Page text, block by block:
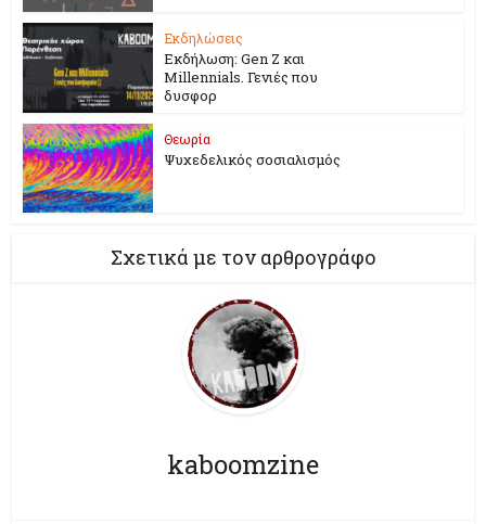
Εκδηλώσεις
Εκδήλωση: Gen Z και
Millennials. Γενιές που
δυσφορ
Θεωρία
Ψυχεδελικός σοσιαλισμός
Σχετικά με τον αρθρογράφο
kaboomzine